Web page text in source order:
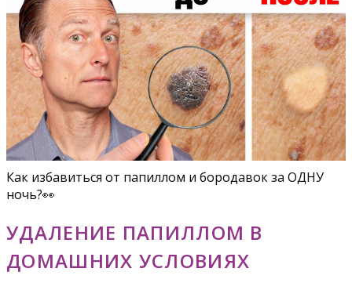
Как избавиться от папиллом и бородавок за ОДНУ
ночь?👀
УДАЛЕНИЕ ПАПИЛЛОМ В
ДОМАШНИХ УСЛОВИЯХ